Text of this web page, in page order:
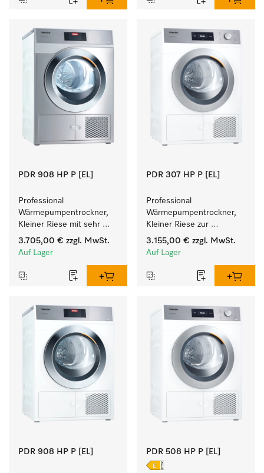
PDR 908 HP P [EL]
Professional
Wärmepumpentrockner,
Kleiner Riese mit sehr
geringem
Energieverbrauch und
Füllgewicht 8 kg.
3.705,00 € zzgl. MwSt.
Auf Lager
PDR 307 HP P [EL]
Professional
Wärmepumpentrockner,
Kleiner Riese zur
einfachen und flexiblen
Aufstellung ohne
3.155,00 € zzgl. MwSt.
Auf Lager
PDR 908 HP P [EL] PDR 508 HP P [EL]